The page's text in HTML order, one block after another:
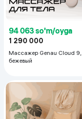
94 063 so'm/oyga
1 290 000
Массажер Genau Cloud 9,
бежевый